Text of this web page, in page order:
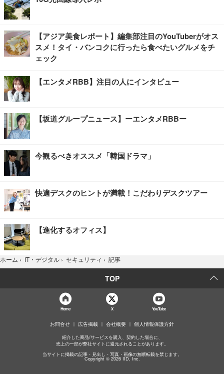
【アジア美食レポート】編集部注目のYouTuberがオス
スメ！タイ・バンコクに行ったら食べたいグルメをチ
ェック
【エンタメRBB】注目の人にインタビュー
【坂道グループニュース】ーエンタメRBBー
今観るべきオススメ「韓国ドラマ」
快適デスクのヒントが満載！こだわりデスクツアー
【進化するオフィス】
ホーム › IT・デジタル › セキュリティ › 記事
TOP
Home X YouTube
お問合せ 広告掲載 会社概要 個人情報保護方針
紹介した商品/サービスを購入、契約した場合に、
売上の一部が弊社サイトに還元されることがあります。
当サイトに掲載の記事・見出し・写真・画像の無断転載を禁じます。
Copyright © 2026 IID, Inc.